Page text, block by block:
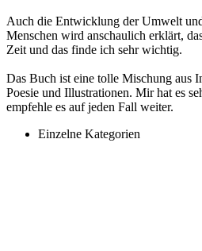
Auch die Entwicklung der Umwelt
Menschen wird anschaulich erklärt,
Zeit und das finde ich sehr wichtig.
Das Buch ist eine tolle Mischung aus
Poesie und Illustrationen. Mir hat es
empfehle es auf jeden Fall weiter.
Einzelne Kategorien